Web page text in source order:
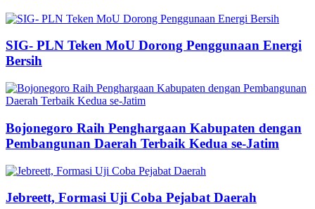
SIG- PLN Teken MoU Dorong Penggunaan Energi
Bersih
Bojonegoro Raih Penghargaan Kabupaten dengan
Pembangunan Daerah Terbaik Kedua se-Jatim
Jebreett, Formasi Uji Coba Pejabat Daerah